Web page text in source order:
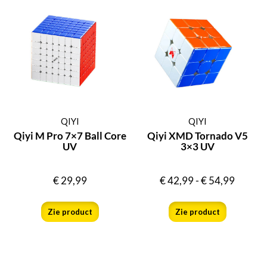
QIYI
Qiyi M Pro 7×7 Ball Core
UV
€29,99
Zie product
QIYI
Qiyi XMD Tornado V5
3×3 UV
€42,99-€54,99
Zie product